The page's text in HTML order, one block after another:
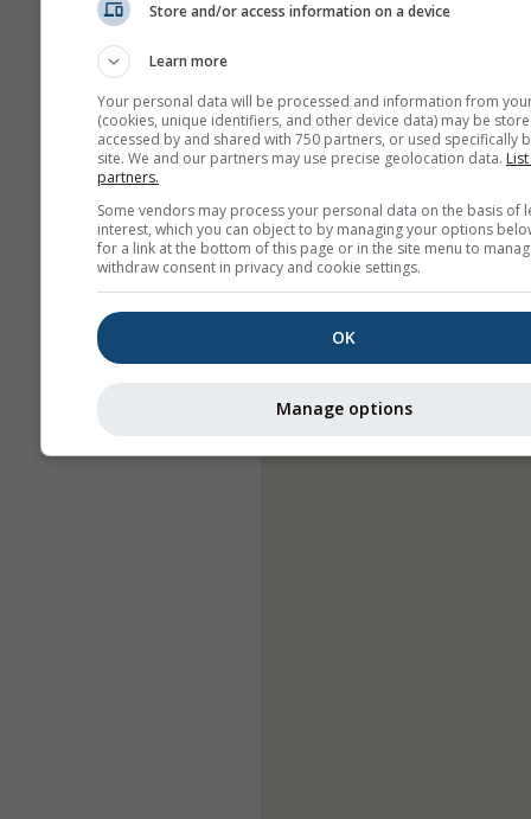
Store and/or access information on a device
Learn more
Your personal data will be processed and information from
(cookies, unique identifiers, and other device data) may be
accessed by and shared with 750 partners, or used specifically
site. We and our partners may use precise geolocation data.
partners.
Some vendors may process your personal data on the basis of
interest, which you can object to by managing your options
for a link at the bottom of this page or in the site menu to
withdraw consent in privacy and cookie settings.
OK
Manage options